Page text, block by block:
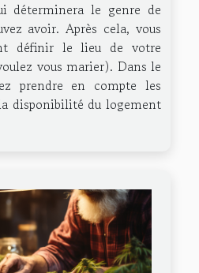
déterminera le genre de
avoir. Après cela, vous
définir le lieu de votre
vous marier). Dans le
prendre en compte les
disponibilité du logement